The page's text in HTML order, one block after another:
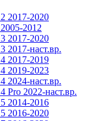
2017-2020
2012
2017-2020
2017-наст.вр.
2017-2019
2019-2023
2024-наст.вр.
Pro 2022-наст.вр.
2014-2016
2016-2020